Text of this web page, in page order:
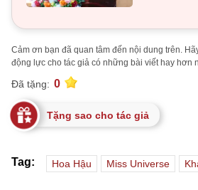
Cảm ơn bạn đã quan tâm đến nội dung trên.
động lực cho tác giả có những bài viết hay hơn
Đã tặng: 0
Tặng sao cho tác giả
Tag: Hoa Hậu Miss Universe